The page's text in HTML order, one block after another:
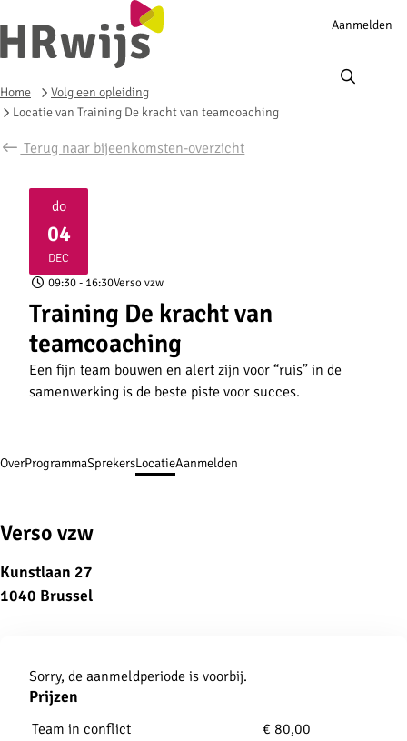
Account
Aanmelden
Home
Volg een opleiding
Locatie van Training De kracht van teamcoaching
Terug naar bijeenkomsten-overzicht
do
04
DEC
2025
09:30- 16:30Verso vzw
Training De kracht van
teamcoaching
Een fijn team bouwen en alert zijn voor “ruis” in de
samenwerking is de beste piste voor succes.
OverProgrammaSprekersLocatieAanmelden
Verso vzw
Kunstlaan 27
1040 Brussel
Aanmelden
Sorry, de aanmeldperiode is voorbij.
Prijzen
Team in conflict € 80,00